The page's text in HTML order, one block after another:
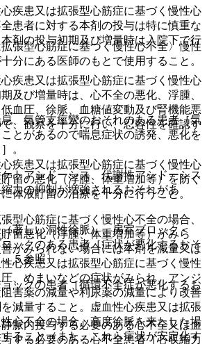
疾患又は拡張型心筋症に基づく慢性心
患者に対する本剤の投与は特に慎重な
剤の投与初期及び増量時は入院下で行
疾患又は拡張型心筋症に基づく慢性心
及び増量時は、心不全の悪化、浮腫、
血圧、徐脈、血糖値変動及び腎機能悪
、観察を十分に行い、忍容性を確認す
疾患又は拡張型心筋症に基づく慢性心
留の悪化（浮腫、体重増加等）を防ぐ
体液貯留の治療を十分に行うこと。
型心筋症に基づく慢性心不全の場合、
留悪化（浮腫、体重増加等）がみら
がみられない場合には本剤を減量又は
心疾患又は拡張型心筋症に基づく慢性
、めまいなどの症状がみられ、アンジ
害薬の減量や利尿薬の減量により改善
減量すること。虚血性心疾患又は拡張
心不全の場合、高度徐脈を来たした場
ること（また、これら症状が安定化す
張型心筋症に基づく慢性心不全〉慢性
分にある医師のもとで使用すること。
、気管支痙攣のおそれのある患者［気
とがあるので喘息症状の誘発、悪化を
。
トアシドーシス、代謝性アシドーシス
力の抑制が増強されるおそれがあ
著しい洞性徐脈）、房室ブロック＜
ックのある患者［症状が悪化するおそ
５参照〕。
ックの患者［循環不全症が悪化するお
脈内投与する必要のある心不全又は血
する必要のある心不全患者［心収縮力